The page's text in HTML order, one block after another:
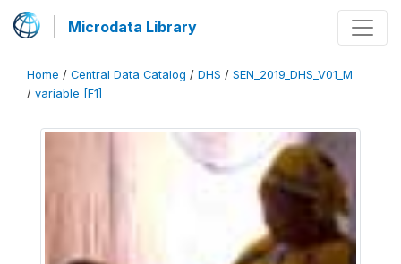
Microdata Library
Home / Central Data Catalog / DHS / SEN_2019_DHS_V01_M
/ variable [F1]